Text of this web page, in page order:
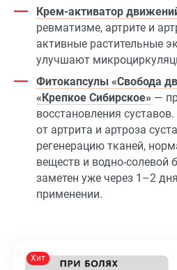
Крем-активатор
ревматизме, артрите и
активные растительные
улучшают
Фитокапсулы «Свобода
«Крепкое Сибирское» —
восстановления
от артрита и артроза
регенерацию тканей,
веществ и водно-солевой
заметен уже через 1–2
применении.
Хит